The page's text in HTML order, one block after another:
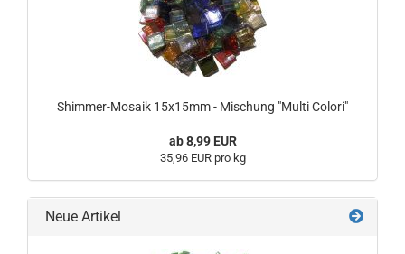
Shimmer-Mosaik 15x15mm - Mischung "Multi Colori"
ab 8,99 EUR
35,96 EUR pro kg
Neue Artikel